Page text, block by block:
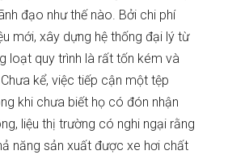
đạo như thế nào. Bởi chi phí
mới, xây dựng hệ thống đại lý từ
loạt quy trình là rất tốn kém và
kể, việc tiếp cận một tệp
khi chưa biết họ có đón nhận
liệu thị trường có nghi ngại rằng
năng sản xuất được xe hơi chất